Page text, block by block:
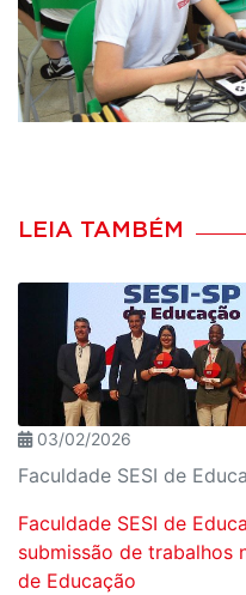
LEIA TAMBÉM
03/02/2026
Faculdade SESI de
Faculdade SESI de
submissão de trabalhos
de Educação